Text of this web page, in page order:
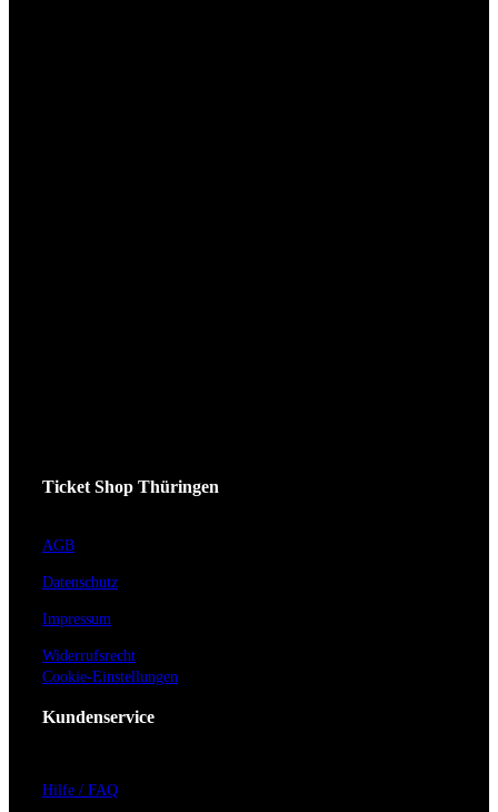
Ticket Shop Thüringen
AGB
Datenschutz
Impressum
Widerrufsrecht
Cookie-Einstellungen
Kundenservice
Hilfe / FAQ